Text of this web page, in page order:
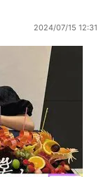
2024/07/15 12:31